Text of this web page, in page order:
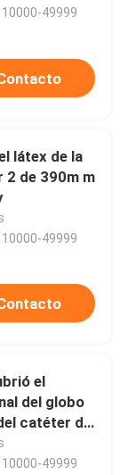
49999
látex de la
2 de 390m m
49999
el
del globo
catéter de
49999